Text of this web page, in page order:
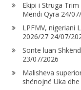
Ekipi i Struga
Mendi Qyra 24/
LPFMV, nigeriani
2026/27 24/07/
Sonte luan
23/07/2026
Malisheva
shënojnë Uka